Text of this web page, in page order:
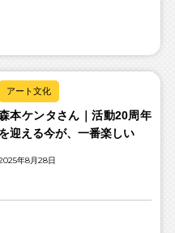
アート文化
本ケンタさん｜活動20周年
を迎える今が、一番楽しい
年8月28日